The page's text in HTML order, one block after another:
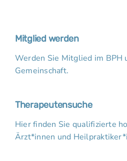
Mitglied werden
Werden Sie Mitglied im BPH
Gemeinschaft.
Therapeutensuche
Hier finden Sie qualifizierte
Ärzt*innen und